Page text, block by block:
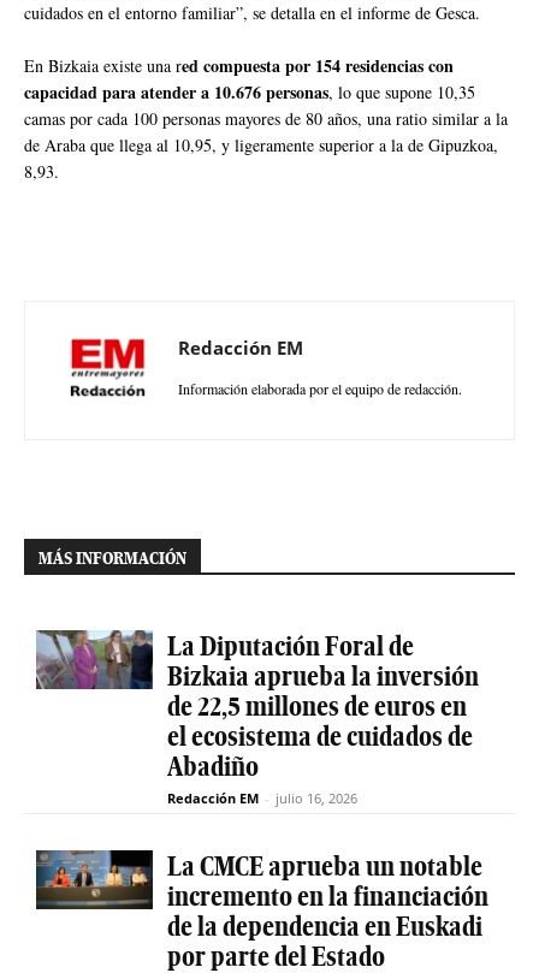
cuidados en el entorno familiar”, se detalla en el informe de Gesca.
En Bizkaia existe una red compuesta por 154 residencias con
capacidad para atender a 10.676 personas, lo que supone 10,35
camas por cada 100 personas mayores de 80 años, una ratio similar a la
de Araba que llega al 10,95, y ligeramente superior a la de Gipuzkoa,
8,93.
Redacción EM
Información elaborada por el equipo de redacción.
MÁS INFORMACIÓN
La Diputación Foral de
Bizkaia aprueba la inversión
de 22,5 millones de euros en
el ecosistema de cuidados de
Abadiño
Redacción EM - julio 16, 2026
La CMCE aprueba un notable
incremento en la financiación
de la dependencia en Euskadi
por parte del Estado